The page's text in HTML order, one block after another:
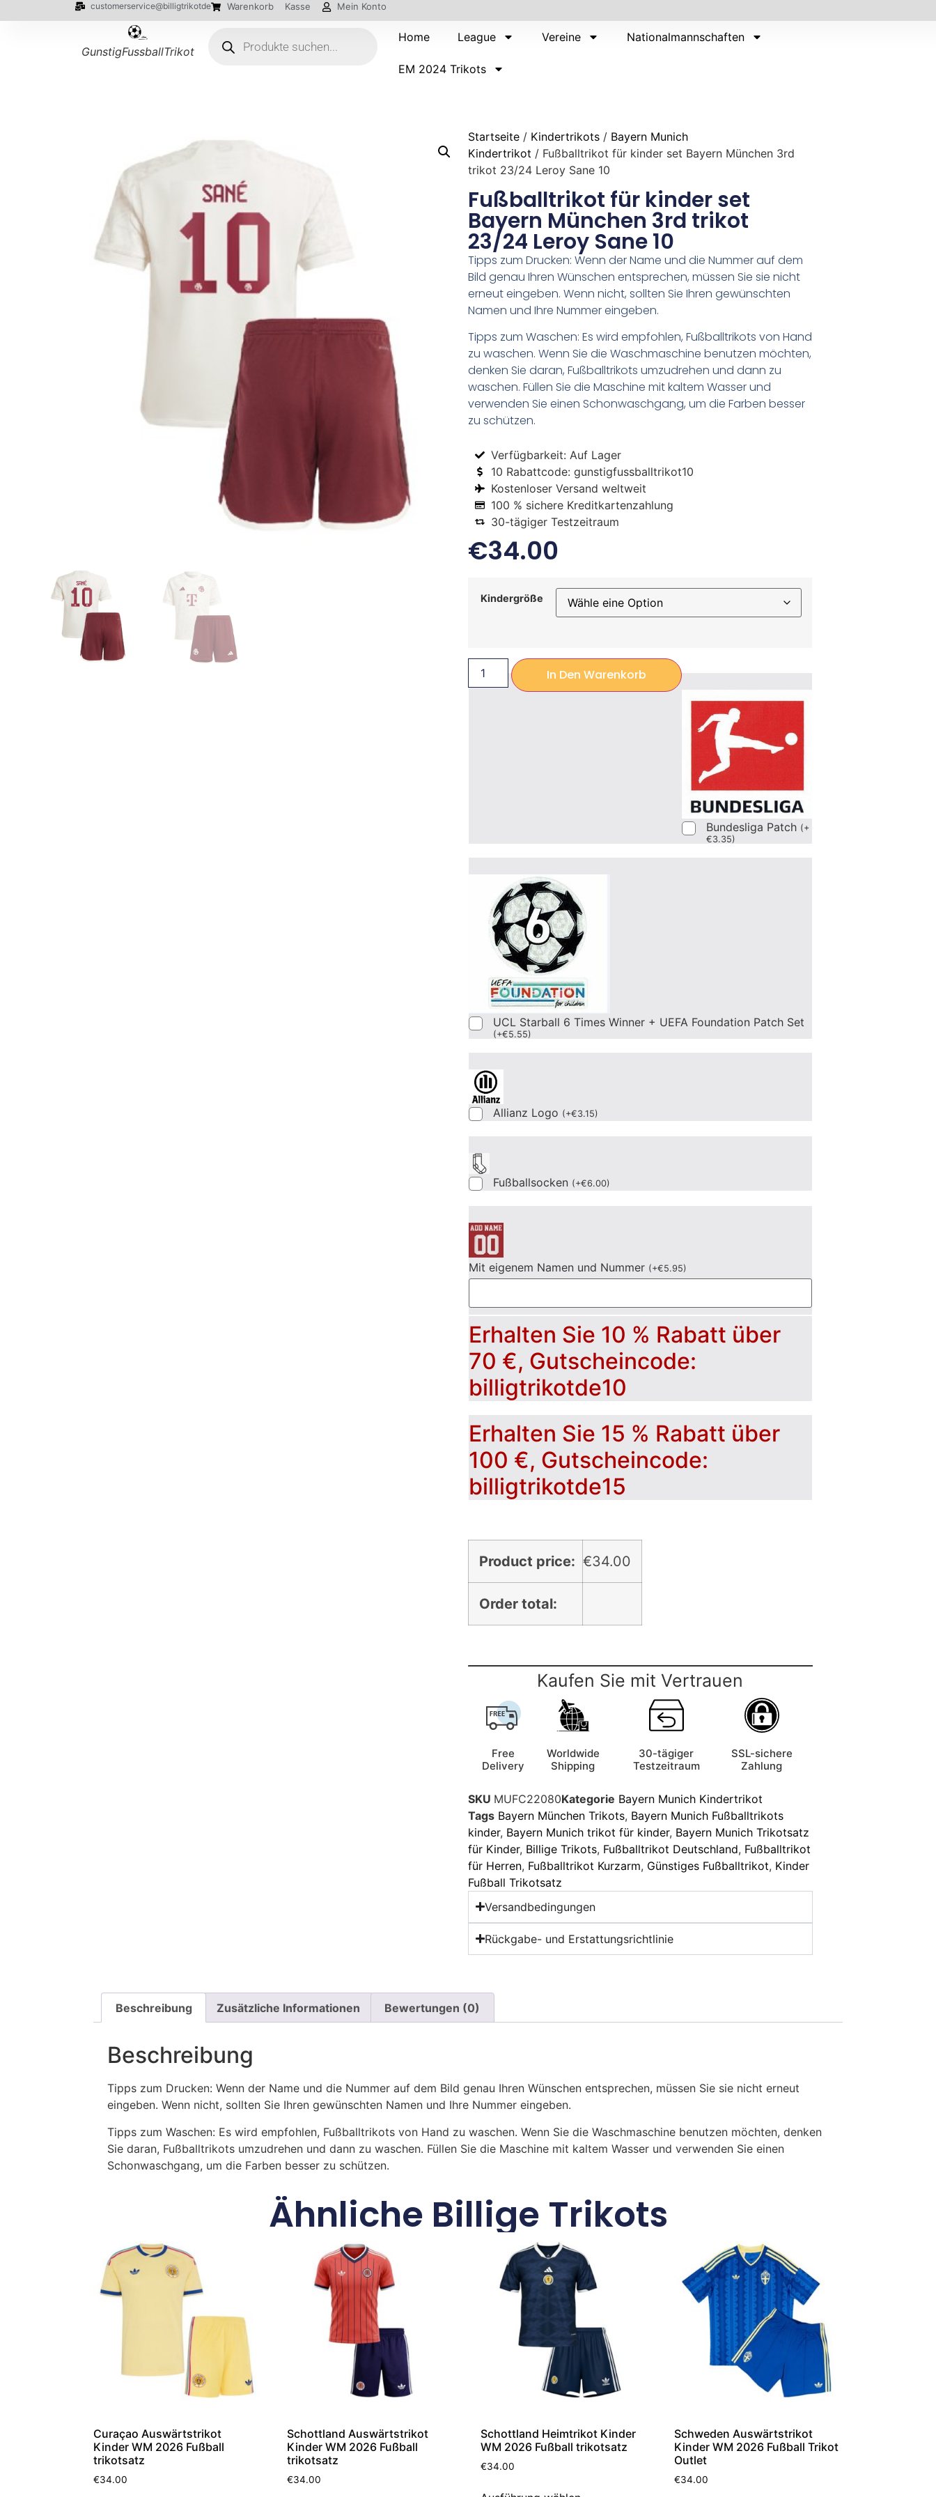
customerservice@billigtrikotde Warenkorb Kasse Mein Konto
GunstigFussballTrikot
Home League Vereine Nationalmannschaften
EM 2024 Trikots
Startseite / Kindertrikots / Bayern Munich
Kindertrikot / Fußballtrikot für kinder set Bayern München 3rd
trikot 23/24 Leroy Sane 10
Fußballtrikot für kinder set
Bayern München 3rd trikot
23/24 Leroy Sane 10
Tipps zum Drucken: Wenn der Name und die Nummer auf dem
Bild genau Ihren Wünschen entsprechen, müssen Sie sie nicht
erneut eingeben. Wenn nicht, sollten Sie Ihren gewünschten
Namen und Ihre Nummer eingeben.
Tipps zum Waschen: Es wird empfohlen, Fußballtrikots von Hand
zu waschen. Wenn Sie die Waschmaschine benutzen möchten,
denken Sie daran, Fußballtrikots umzudrehen und dann zu
waschen. Füllen Sie die Maschine mit kaltem Wasser und
verwenden Sie einen Schonwaschgang, um die Farben besser
zu schützen.
Verfügbarkeit: Auf Lager
10 Rabattcode: gunstigfussballtrikot10
Kostenloser Versand weltweit
100 % sichere Kreditkartenzahlung
30-tägiger Testzeitraum
€34.00
Kindergröße
In Den Warenkorb
Bundesliga Patch (+
€3.35)
UCL Starball 6 Times Winner + UEFA Foundation Patch Set
(+€5.55)
Allianz Logo (+€3.15)
Fußballsocken (+€6.00)
Mit eigenem Namen und Nummer (+€5.95)
Erhalten Sie 10 % Rabatt über
70 €, Gutscheincode:
billigtrikotde10
Erhalten Sie 15 % Rabatt über
100 €, Gutscheincode:
billigtrikotde15
Product price: €34.00
Order total:
Kaufen Sie mit Vertrauen
Free
Delivery
Worldwide
Shipping
30-tägiger
Testzeitraum
SSL-sichere
Zahlung
SKU MUFC22080Kategorie Bayern Munich Kindertrikot
Tags Bayern München Trikots, Bayern Munich Fußballtrikots
kinder, Bayern Munich trikot für kinder, Bayern Munich Trikotsatz
für Kinder, Billige Trikots, Fußballtrikot Deutschland, Fußballtrikot
für Herren, Fußballtrikot Kurzarm, Günstiges Fußballtrikot, Kinder
Fußball Trikotsatz
Versandbedingungen
Rückgabe- und Erstattungsrichtlinie
Beschreibung Zusätzliche Informationen Bewertungen (0)
Beschreibung
Tipps zum Drucken: Wenn der Name und die Nummer auf dem Bild genau Ihren Wünschen entsprechen, müssen Sie sie nicht erneut
eingeben. Wenn nicht, sollten Sie Ihren gewünschten Namen und Ihre Nummer eingeben.
Tipps zum Waschen: Es wird empfohlen, Fußballtrikots von Hand zu waschen. Wenn Sie die Waschmaschine benutzen möchten, denken
Sie daran, Fußballtrikots umzudrehen und dann zu waschen. Füllen Sie die Maschine mit kaltem Wasser und verwenden Sie einen
Schonwaschgang, um die Farben besser zu schützen.
Ähnliche Billige Trikots
Curaçao Auswärtstrikot
Kinder WM 2026 Fußball
trikotsatz
€34.00
Schottland Auswärtstrikot
Kinder WM 2026 Fußball
trikotsatz
€34.00
Schottland Heimtrikot Kinder
WM 2026 Fußball trikotsatz
€34.00
Schweden Auswärtstrikot
Kinder WM 2026 Fußball Trikot
Outlet
€34.00